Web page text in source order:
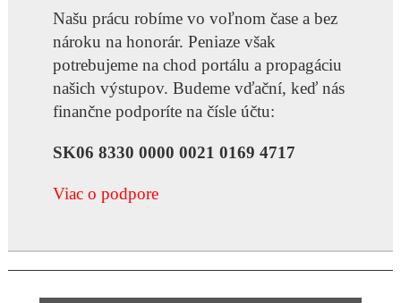
Našu prácu robíme vo voľnom čase a bez
nároku na honorár. Peniaze však
potrebujeme na chod portálu a propagáciu
našich výstupov. Budeme vďační, keď nás
finančne podporíte na čísle účtu:
SK06 8330 0000 0021 0169 4717
Viac o podpore